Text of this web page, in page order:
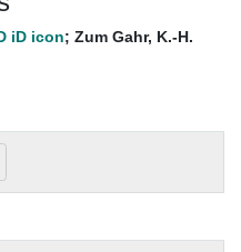
; Zum Gahr, K.-H.